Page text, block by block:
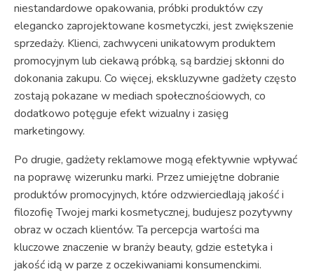
niestandardowe opakowania, próbki produktów czy
elegancko zaprojektowane kosmetyczki, jest zwiększenie
sprzedaży. Klienci, zachwyceni unikatowym produktem
promocyjnym lub ciekawą próbką, są bardziej skłonni do
dokonania zakupu. Co więcej, ekskluzywne gadżety często
zostają pokazane w mediach społecznościowych, co
dodatkowo potęguje efekt wizualny i zasięg
marketingowy.
Po drugie, gadżety reklamowe mogą efektywnie wpływać
na poprawę wizerunku marki. Przez umiejętne dobranie
produktów promocyjnych, które odzwierciedlają jakość i
filozofię Twojej marki kosmetycznej, budujesz pozytywny
obraz w oczach klientów. Ta percepcja wartości ma
kluczowe znaczenie w branży beauty, gdzie estetyka i
jakość idą w parze z oczekiwaniami konsumenckimi.